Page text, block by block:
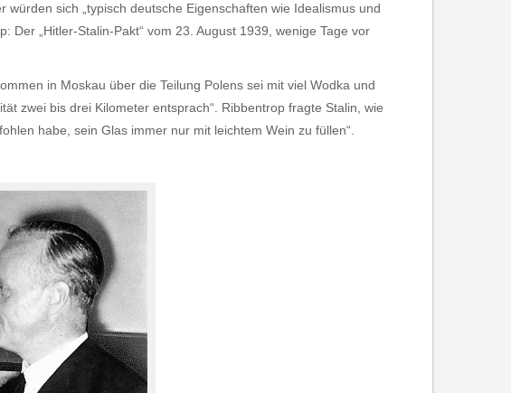
sich „typisch deutsche Eigenschaften wie Idealismus und
Der „Hitler-Stalin-Pakt“ vom 23. August 1939, wenige Tage vor
in Moskau über die Teilung Polens sei mit viel Wodka und
zwei bis drei Kilometer entsprach“. Ribbentrop fragte Stalin, wie
habe, sein Glas immer nur mit leichtem Wein zu füllen“.